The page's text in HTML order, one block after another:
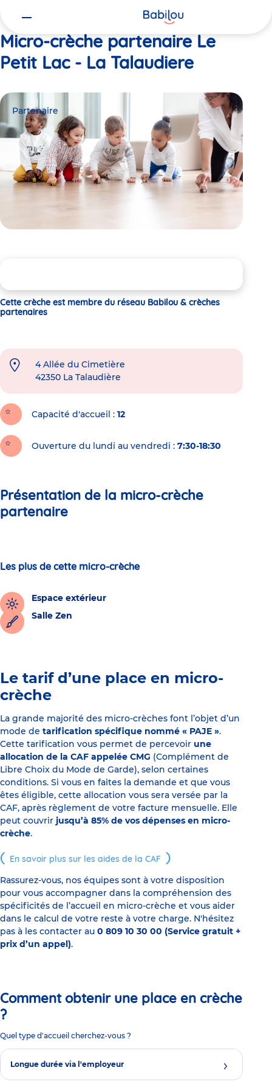
Micro-crèche partenaire Le
Petit Lac - La Talaudiere
Partenaire
Cette crèche est membre du réseau Babilou & crèches
partenaires
4 Allée du Cimetière
42350 La Talaudière
Capacité d'accueil 12
Ouverture du lundi au vendredi : 7:30-18:30
Présentation de la micro-crèche
partenaire
Les plus de cette micro-crèche
Espace extérieur
Salle Zen
Le tarif d’une place en micro-
crèche
La grande majorité des micro-crèches font l’objet d’un
mode de tarification spécifique nommé « PAJE ».
Cette tarification vous permet de percevoir une
allocation de la CAF appelée CMG (Complément de
Libre Choix du Mode de Garde), selon certaines
conditions. Si vous en faites la demande et que vous
êtes éligible, cette allocation vous sera versée par la
CAF, après règlement de votre facture mensuelle. Elle
peut couvrir jusqu’à 85% de vos dépenses en micro-
crèche.
En savoir plus sur les aides de la CAF
Rassurez-vous, nos équipes sont à votre disposition
pour vous accompagner dans la compréhension des
spécificités de l’accueil en micro-crèche et vous aider
dans le calcul de votre reste à votre charge. N'hésitez
pas à les contacter au 0 809 10 30 00 (Service gratuit +
prix d’un appel).
Comment obtenir une place en crèche
?
Quel type d'accueil cherchez-vous ?
Longue durée via l'employeur